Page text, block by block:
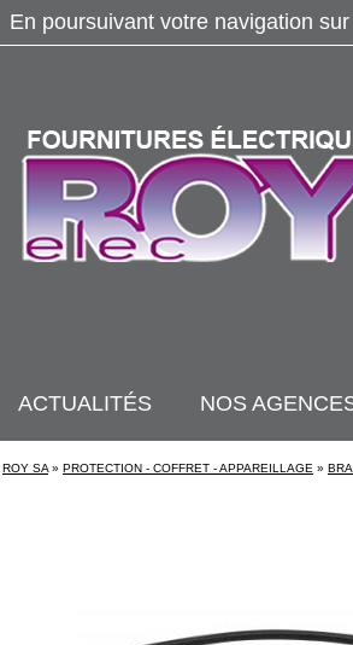
ACTUALITÉS NOS
ROY SA » PROTECTION - COFFRET - APPAREILLAGE »
En poursuivant votre navigation